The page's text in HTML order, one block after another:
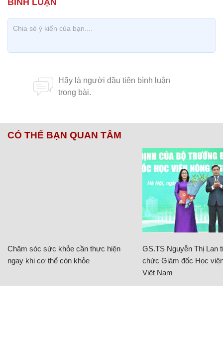
CÓ THỂ BẠN QUAN TÂM
Chăm sóc sức khỏe cần thực hiện
ngay khi cơ thể còn khỏe
GS.TS Nguyễn Thị Lan
chức Giám đốc Học
Việt Nam